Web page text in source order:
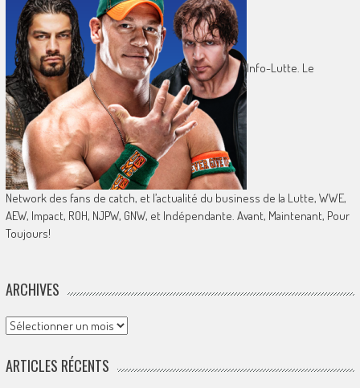
Info-Lutte. Le
Network des fans de catch, et l’actualité du business de la Lutte, WWE,
AEW, Impact, ROH, NJPW, GNW, et Indépendante. Avant, Maintenant, Pour
Toujours!
ARCHIVES
Archives
ARTICLES RÉCENTS